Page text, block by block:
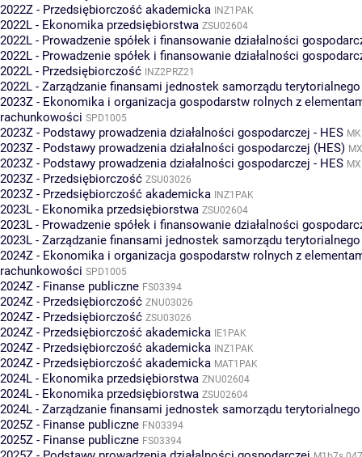
2022Z - Przedsiębiorczość akademicka INZ1PAK
2022L - Ekonomika przedsiębiorstwa ZSU02604
2022L - Prowadzenie spółek i finansowanie działalności
2022L - Prowadzenie spółek i finansowanie działalności
2022L - Przedsiębiorczość INZ2PRZ21
2022L - Zarządzanie finansami jednostek samorządu terytorialnego
2023Z - Ekonomika i organizacja gospodarstw rolnych z
rachunkowości SPD1005
2023Z - Podstawy prowadzenia działalności gospodarczej - HES
2023Z - Podstawy prowadzenia działalności gospodarczej (HES)
2023Z - Podstawy prowadzenia działalności gospodarczej - HES
2023Z - Przedsiębiorczość ZSU03026
2023Z - Przedsiębiorczość akademicka INZ1PAK
2023L - Ekonomika przedsiębiorstwa ZSU02604
2023L - Prowadzenie spółek i finansowanie działalności
2023L - Zarządzanie finansami jednostek samorządu terytorialnego
2024Z - Ekonomika i organizacja gospodarstw rolnych z
rachunkowości SPD1005
2024Z - Finanse publiczne FS03394
2024Z - Przedsiębiorczość ZNU03026
2024Z - Przedsiębiorczość ZSU03026
2024Z - Przedsiębiorczość akademicka IE1PAK
2024Z - Przedsiębiorczość akademicka INZ1PAK
2024Z - Przedsiębiorczość akademicka MAT1PAK
2024L - Ekonomika przedsiębiorstwa ZNU02604
2024L - Ekonomika przedsiębiorstwa ZSU02604
2024L - Zarządzanie finansami jednostek samorządu terytorialnego
2025Z - Finanse publiczne FN03394
2025Z - Finanse publiczne FS03394